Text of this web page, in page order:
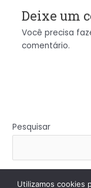
Deixe um
Você precisa
comentário.
Pesquisar
Utilizamos cookies